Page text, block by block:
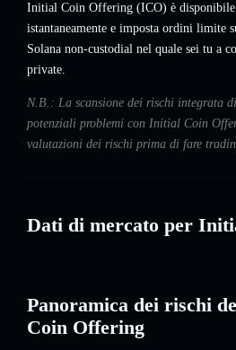
Initial Coin Offering (ICO) è disponibile
istantaneamente e imposta ordini limite
Solana non-custodial nel quale sei tu a
private.
N.B.: La scansione dei rischi integrata
potenziali problemi con Initial Coin
valutazioni dei rischi prima di fare
Dati di mercato per
Panoramica dei rischi
Coin Offering